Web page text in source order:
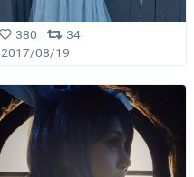
380
34
2017/08/19